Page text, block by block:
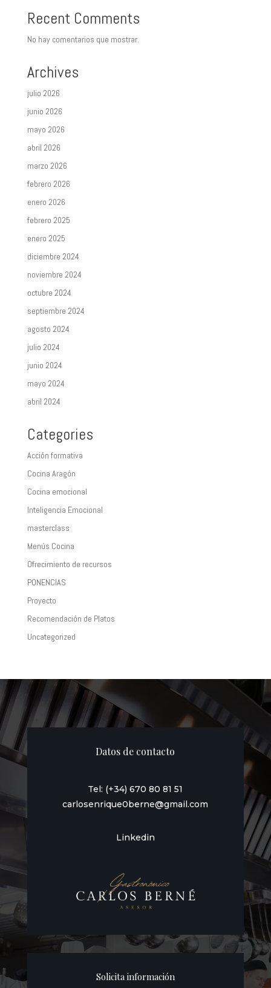
Recent Comments
No hay comentarios que mostrar.
Archives
julio 2026
junio 2026
mayo 2026
abril 2026
marzo 2026
febrero 2026
enero 2026
febrero 2025
enero 2025
diciembre 2024
noviembre 2024
octubre 2024
septiembre 2024
agosto 2024
julio 2024
junio 2024
mayo 2024
abril 2024
Categories
Acción formativa
Cocina Aragón
Cocina emocional
Inteligencia Emocional
masterclass
Menús Cocina
Ofrecimiento de recursos
PONENCIAS
Proyecto
Recomendación de Platos
Uncategorized
Datos de contacto
Tel: (+34) 670 80 81 51
carlosenrique0berne@gmail.com
Linkedin
Solicita información